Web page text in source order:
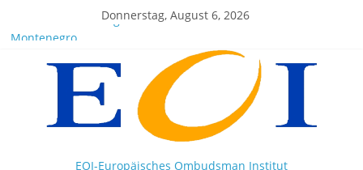
Donnerstag, August 6, 2026
EOI-BOARD Meeting 04-2025
Montenegro
EOI – General ASSEMBLY 2025 10 28
President Milkov participated in the Doha Conference on
Artificial Intelligence and Human Rights
EOI-Europäisches Ombudsman Institut